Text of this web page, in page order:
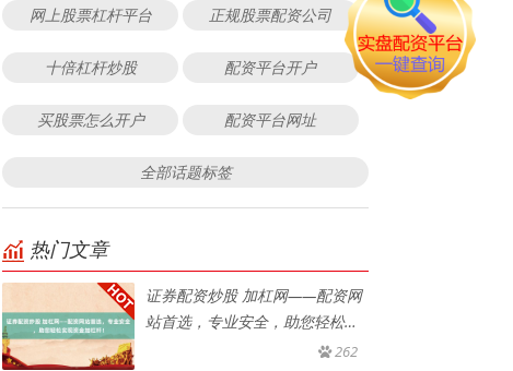
网上股票杠杆平台 正规股票配资公司
十倍杠杆炒股 配资平台开户
买股票怎么开户 配资平台网址
全部话题标签
热门文章
证券配资炒股 加杠网——配资网
站首选，专业安全，助您轻松实
262